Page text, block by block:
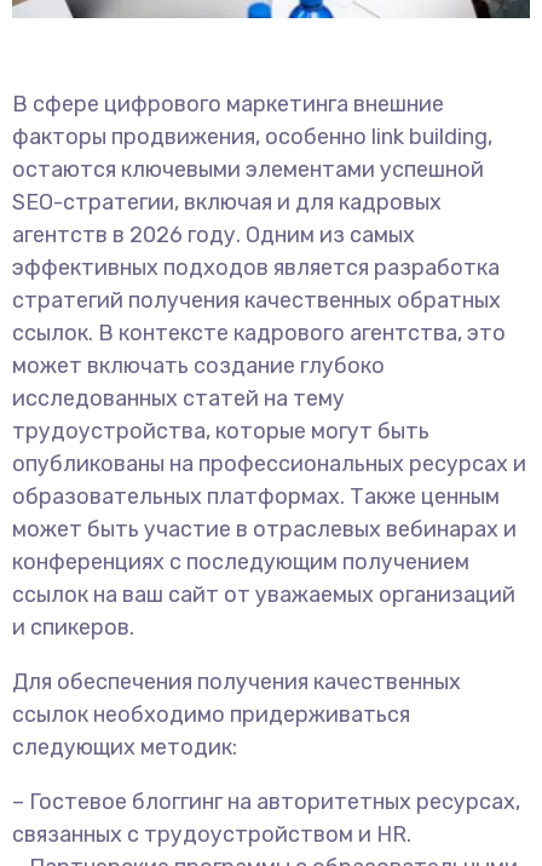
В сфере цифрового маркетинга внешние
факторы продвижения, особенно link building,
остаются ключевыми элементами успешной
SEO-стратегии, включая и для кадровых
агентств в 2026 году. Одним из самых
эффективных подходов является разработка
стратегий получения качественных обратных
ссылок. В контексте кадрового агентства, это
может включать создание глубоко
исследованных статей на тему
трудоустройства, которые могут быть
опубликованы на профессиональных ресурсах и
образовательных платформах. Также ценным
может быть участие в отраслевых вебинарах и
конференциях с последующим получением
ссылок на ваш сайт от уважаемых организаций
и спикеров.
Для обеспечения получения качественных
ссылок необходимо придерживаться
следующих методик:
– Гостевое блоггинг на авторитетных ресурсах,
связанных с трудоустройством и HR.